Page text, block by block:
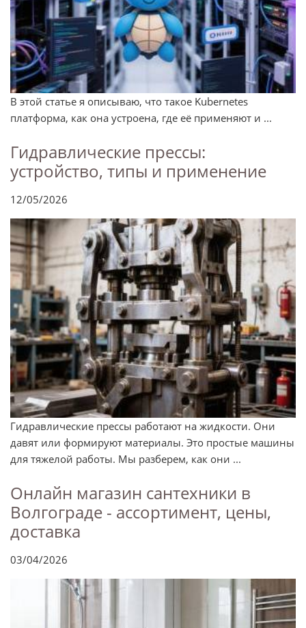
В этой статье я описываю, что такое Kubernetes
платформа, как она устроена, где её применяют и ...
Гидравлические прессы:
устройство, типы и применение
12/05/2026
Гидравлические прессы работают на жидкости. Они
давят или формируют материалы. Это простые машины
для тяжелой работы. Мы разберем, как они ...
Онлайн магазин сантехники в
Волгограде - ассортимент, цены,
доставка
03/04/2026